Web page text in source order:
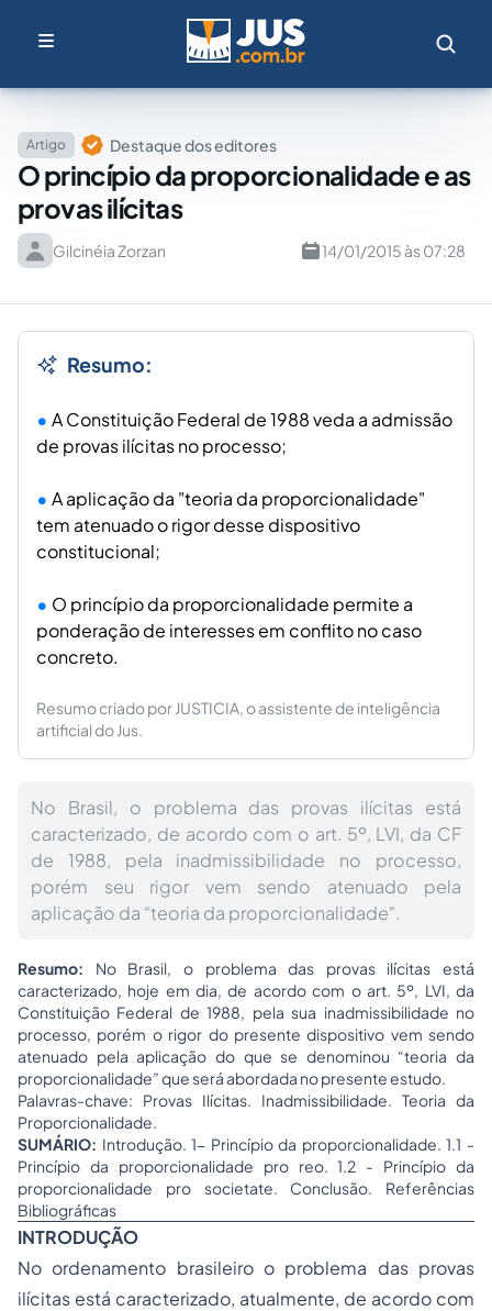
Artigo Destaque dos editores
O princípio da proporcionalidade e as
provas ilícitas
Gilcinéia Zorzan 14/01/2015 às 07:28
Resumo:
A Constituição Federal de 1988 veda a admissão
de provas ilícitas no processo;
A aplicação da "teoria da proporcionalidade"
tem atenuado o rigor desse dispositivo
constitucional;
O princípio da proporcionalidade permite a
ponderação de interesses em conflito no caso
concreto.
Resumo criado por JUSTICIA, o assistente de inteligência
artificial do Jus.
No Brasil, o problema das provas ilícitas está
caracterizado, de acordo com o art. 5º, LVI, da CF
de 1988, pela inadmissibilidade no processo,
porém seu rigor vem sendo atenuado pela
aplicação da “teoria da proporcionalidade".
Resumo: No Brasil, o problema das provas ilícitas está
caracterizado, hoje em dia, de acordo com o art. 5º, LVI, da
Constituição Federal de 1988, pela sua inadmissibilidade no
processo, porém o rigor do presente dispositivo vem sendo
atenuado pela aplicação do que se denominou “teoria da
proporcionalidade” que será abordada no presente estudo.
Palavras-chave: Provas Ilícitas. Inadmissibilidade. Teoria da
Proporcionalidade.
SUMÁRIO: Introdução. 1- Princípio da proporcionalidade. 1.1 -
Princípio da proporcionalidade pro reo. 1.2 - Princípio da
proporcionalidade pro societate. Conclusão. Referências
Bibliográficas
INTRODUÇÃO
No ordenamento brasileiro o problema das provas
ilícitas está caracterizado, atualmente, de acordo com